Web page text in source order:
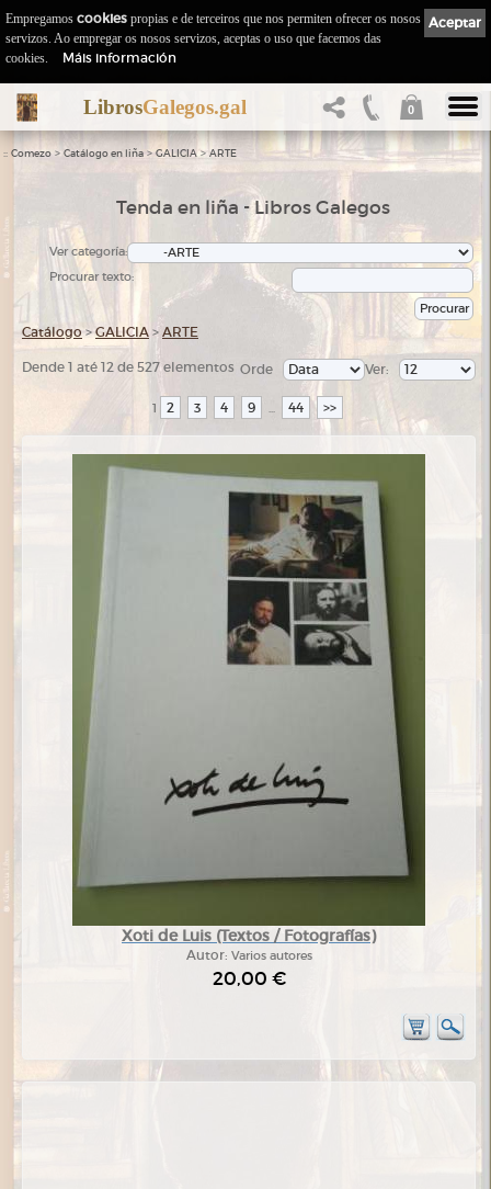
LibrosGalegos.gal 0
:: Comezo > Catálogo en liña > GALICIA> ARTE
Tenda en liña - Libros Galegos
Ver categoría:
Procurar texto:
Catálogo >GALICIA > ARTE
Dende 1 até 12 de 527 elementos Ver:
Orde
1 2 3 4 9 ... 44 >>
Xoti de Luis (Textos / Fotografías)
Autor: Varios autores
20,00 €
Aceptar
Empregamos cookies propias e de terceiros que nos permiten ofrecer os nosos
servizos. Ao empregar os nosos servizos, aceptas o uso que facemos das
cookies.
Máis información